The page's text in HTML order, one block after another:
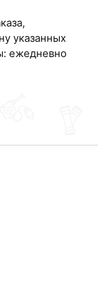
указанных
ежедневно